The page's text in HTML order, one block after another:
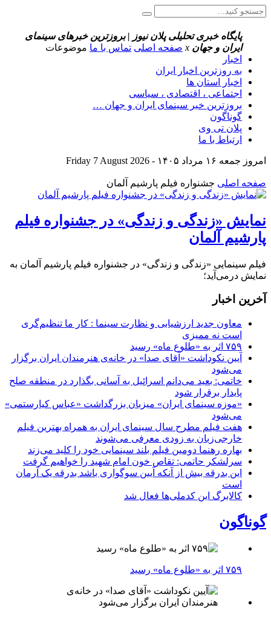
پایگاه خبری تحلیلی پلان نیوز | بروزترین خبرهای سینمای
ایران و جهان x صفحه اصلی تماس با ما موضوعات
اخبار
به روزترین اخبار ایران
اخبار استان ها
اجتماعی ، اقتصادی ، سیاسی
بروزترین خبر سینمای ایران و جهان …
گوناگون
پلان تی وی
ارتباط با ما
امروز جمعه ۱۶ مرداد ۱۴۰۵ - Friday 7 August 2026
صفحه اصلی جشنواره فیلم پارشیم آلمان
نمایش «زندگی و زندگی» در جشنواره فیلم
پارشیم آلمان
فیلم سینمایی «زندگی و زندگی» در جشنواره فیلم پارشیم آلمان به
نمایش درمی‌آید؛
آخرین اخبار
معاون جدید ارزشیابی و نظارت سینما : کار ما تنظیم‌گری
است نه ممیزی
۷۵۹ اثر به «طلوع ماه» رسید
آیین نکوداشت «آقای صدا» در خانه‌ی هنرمندان ایران برگزار
می‌شود
خاتمی: بعید می‌دانم اسرائیل به آسانی بگذارد در منطقه صلح
پایدار برقرار شود
«موزه سینمای ایران» میزبان بزرگداشت «عباس کیارستمی»
می‌شود
هفت فیلم مطرح سال سینمای ایران به همراه بهترین فیلم
خارجی‌زبان به زودی معرفی می‌شوند
بهاره رهنما دومین فیلم بلند سینمایی خود را کلید می‌زند
سرلشکر حاتمی: تقاص خون امام شهید را خواهیم گرفت
این بدرقه بیش از آنکه آیین سوگواری باشد بدرقه یک آرمان
است
کالابرگ این کدملی‌ها فعال شد
گوناگون
۷۵۹ اثر به «طلوع ماه» رسید